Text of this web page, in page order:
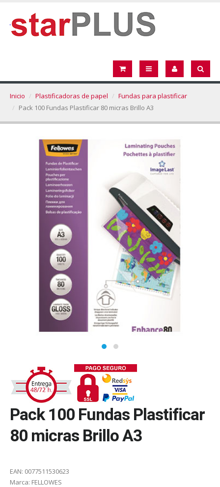
Inicio Plastificadoras de papel
Fundas para plastificar
Pack 100 Fundas Plastificar 80 micras Brillo A3
Pack 100 Fundas Plastificar
80 micras Brillo A3
EAN: 0077511530623
Marca: FELLOWES